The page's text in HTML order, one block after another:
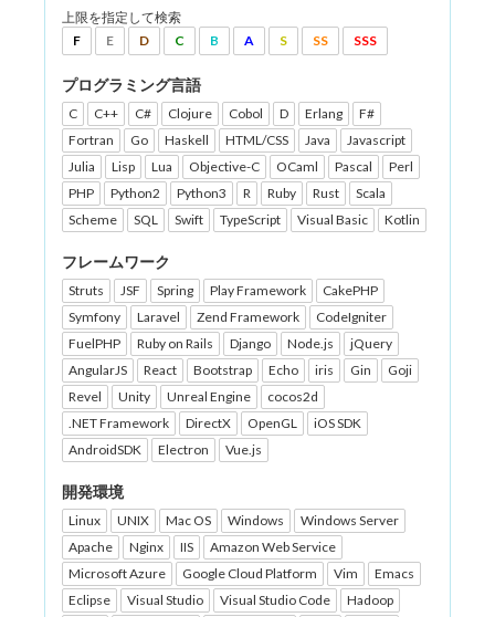
上限を指定して検索
F
E D C B A S SS SSS
プログラミング言語
C C++ C# Clojure Cobol D Erlang
F#
Fortran
Go Haskell HTML/CSS Java
Javascript
Julia
Lisp Lua Objective-C OCaml Pascal
Perl
PHP
Python2 Python3 R Ruby Rust
Scala
Scheme
SQL Swift TypeScript Visual Basic Kotlin
フレームワーク
Struts JSF Spring Play Framework
CakePHP
Symfony
Laravel Zend Framework
CodeIgniter
FuelPHP
Ruby on Rails Django Node.js
jQuery
AngularJS
React Bootstrap Echo iris Gin
Goji
Revel
Unity Unreal Engine
cocos2d
.NET Framework
DirectX OpenGL
iOS SDK
AndroidSDK
Electron Vue.js
開発環境
Linux UNIX Mac OS Windows
Windows Server
Apache
Nginx IIS
Amazon Web Service
Microsoft Azure
Google Cloud Platform Vim
Emacs
Eclipse
Visual Studio Visual Studio Code
Hadoop